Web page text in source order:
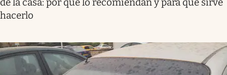
hacerlo